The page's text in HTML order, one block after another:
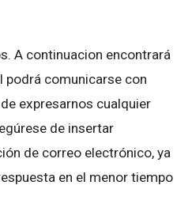
A continuacion encontrará
podrá comunicarse con
expresarnos cualquier
de insertar
de correo electrónico, ya
en el menor tiempo